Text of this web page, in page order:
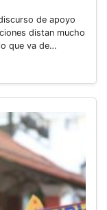
de apoyo
distan mucho
que va de…